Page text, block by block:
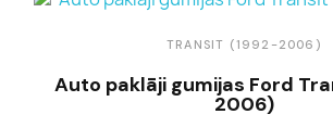
TRANSIT (1992-2006)
Auto paklāji gumijas Ford
2006)